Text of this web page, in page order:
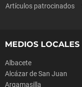
Artículos patrocinados
MEDIOS LOCALES
Albacete
Alcázar de San Juan
Argamasilla